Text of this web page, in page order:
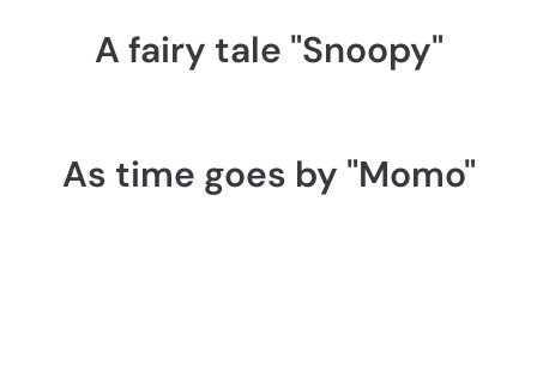
A fairy tale "Snoopy"
As time goes by "Momo"